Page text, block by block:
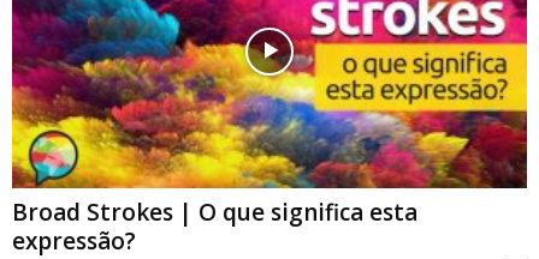
Broad Strokes | O que significa esta
expressão?